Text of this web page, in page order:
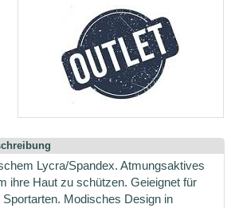
Lycra/Spandex. Atmungsaktives
ihre Haut zu schützen. Geieignet für
Modisches Design in